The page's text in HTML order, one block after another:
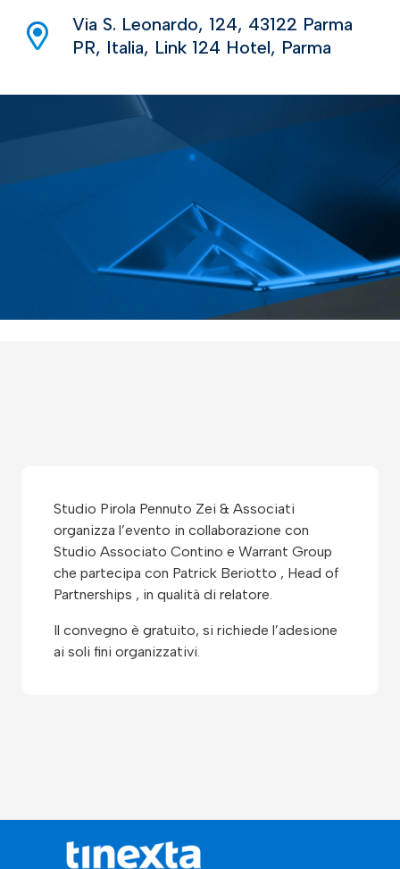
Via S. Leonardo, 124, 43122 Parma
PR, Italia, Link 124 Hotel, Parma
Studio Pirola Pennuto Zei & Associati
organizza l’evento in collaborazione con
Studio Associato Contino e Warrant Group
che partecipa con Patrick Beriotto , Head of
Partnerships , in qualità di relatore.
Il convegno è gratuito, si richiede l’adesione
ai soli fini organizzativi.